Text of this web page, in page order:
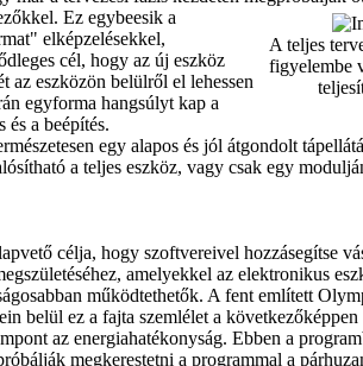
A teljes
figyelembe
Ez egybeesik a
elképzelésekkel,
cél, hogy az új eszköz
az eszközön belülről el lehessen
egyforma hangsúlyt kap a
és a beépítés.
egy alapos és jól átgondolt
a teljes eszköz, vagy csak egy
célja, hogy szoftvereivel hozzásegítse
amelyekkel az elektronikus
működtethetők. A fent említett
belül ez a fajta szemlélet a
az energiahatékonyság. Ebben a
megkerestetni a programmal a